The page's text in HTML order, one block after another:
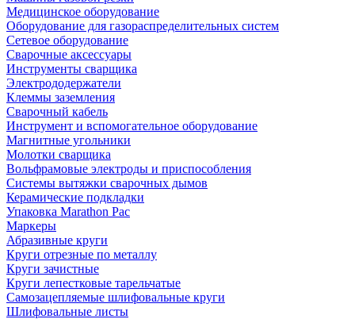
Медицинское оборудование
Оборудование для газораспределительных систем
Сетевое оборудование
Сварочные аксессуары
Инструменты сварщика
Электрододержатели
Клеммы заземления
Сварочный кабель
Инструмент и вспомогательное оборудование
Магнитные угольники
Молотки сварщика
Вольфрамовые электроды и приспособления
Системы вытяжки сварочных дымов
Керамические подкладки
Упаковка Marathon Pac
Маркеры
Абразивные круги
Круги отрезные по металлу
Круги зачистные
Круги лепестковые тарельчатые
Самозацепляемые шлифовальные круги
Шлифовальные листы